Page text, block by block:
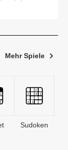
Mehr Spiele
Sudoken